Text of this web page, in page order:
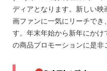
ディアとなります。新しい
画ファンに一気にリーチでき
す。年末年始から新年にか
の商品プロモーションに是非